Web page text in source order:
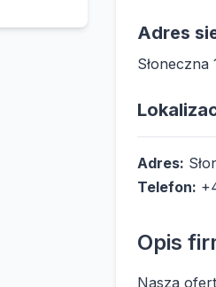
Adres
Słoneczna
Adres:
Telefon:
Opis
Nasza